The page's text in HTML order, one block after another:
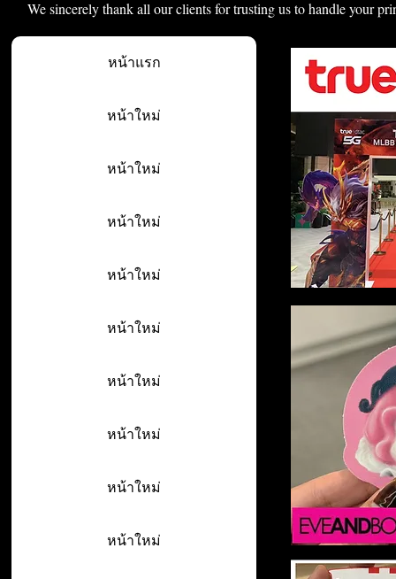
We sincerely thank all our clients for trusting us to handle your
หน้าแรก
หน้าใหม่
หน้าใหม่
หน้าใหม่
หน้าใหม่
หน้าใหม่
หน้าใหม่
หน้าใหม่
หน้าใหม่
หน้าใหม่